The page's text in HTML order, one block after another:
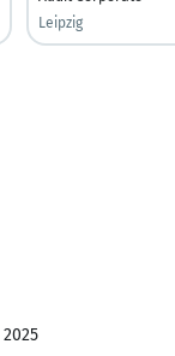
Leipzig